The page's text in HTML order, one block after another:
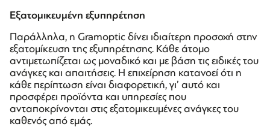
Εξατομικευμένη εξυπηρέτηση
Παράλληλα, η Gramoptic δίνει ιδιαίτερη προσοχή στην
εξατομίκευση της εξυπηρέτησης. Κάθε άτομο
αντιμετωπίζεται ως μοναδικό και με βάση τις ειδικές του
ανάγκες και απαιτήσεις. Η επιχείρηση κατανοεί ότι η
κάθε περίπτωση είναι διαφορετική, γι’ αυτό και
προσφέρει προϊόντα και υπηρεσίες που
ανταποκρίνονται στις εξατομικευμένες ανάγκες του
καθενός από εμάς.